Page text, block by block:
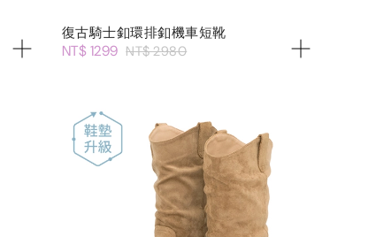
復古騎士釦環排釦機車短靴
NT$ 1299 NT$ 2980